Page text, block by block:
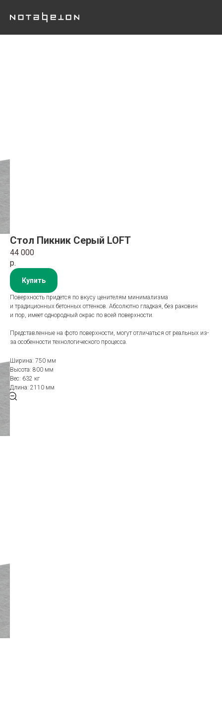
Стол Пикник Серый LOFT
44 000
р.
Купить
Поверхность придется по вкусу ценителям минимализма
и традиционных бетонных оттенков. Абсолютно гладкая, без раковин
и пор, имеет однородный окрас по всей поверхности.
Представленные на фото поверхности, могут отличаться от реальных из-
за особенности технологического процесса.
Ширина: 750 мм
Высота: 800 мм
Вес: 632 кг
Длина: 2110 мм